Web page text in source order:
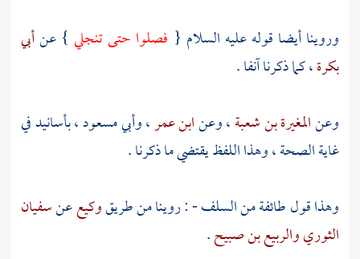
وروينا أيضا قوله عليه السلام { فصلوا حتى تنجلي } عنأبي
بكرة، كما ذكرنا آنفا .
وعنالمغيرة بن شعبة، وعنابن عمر،وأبي مسعود، بأسانيد في
غاية الصحة ، وهذا اللفظ يقتضي ما ذكرنا .
وهذا قول طائفة من السلف - : روينا من طريقوكيععنسفيان
الثوريوالربيع بن صبيح.